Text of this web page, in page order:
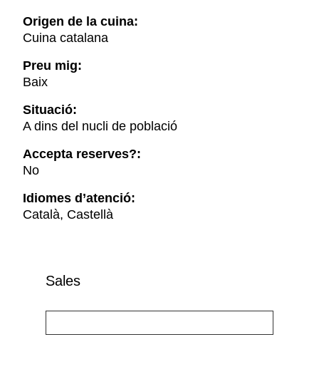
Origen de la cuina:
Cuina catalana
Preu mig:
Baix
Situació:
A dins del nucli de població
Accepta reserves?:
No
Idiomes d’atenció:
Català, Castellà
Sales